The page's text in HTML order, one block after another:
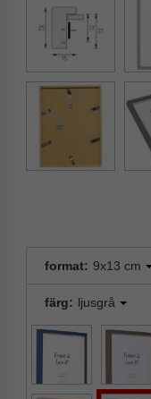
format: 9x13 cm
färg: ljusgrå